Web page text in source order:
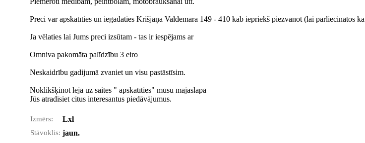
Preci var apskatīties un iegādāties Krišjāņa Valdemāra 149 - 410 kab iepriekš piezvanot (lai pārliecinātos
Ja vēlaties lai Jums preci izsūtam - tas ir iespējams ar
Omniva pakomāta palīdzību 3 eiro
Neskaidrību gadijumā zvaniet un visu pastāstīsim.
Noklikšķinot lejā uz saites " apskatīties" mūsu mājaslapā
Jūs atradīsiet citus interesantus piedāvājumus.
Izmērs: Lxl
Stāvoklis: jaun.